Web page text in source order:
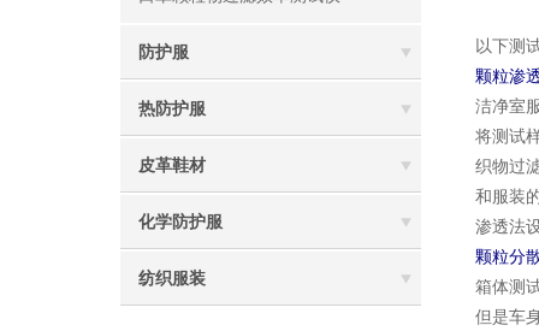
防护服
热防护服
皮革鞋材
化学防护服
纺织服装
以下测
颗粒渗
洁净室
将测试
织物过
和服装
渗透法
颗粒分
箱体测
但是车